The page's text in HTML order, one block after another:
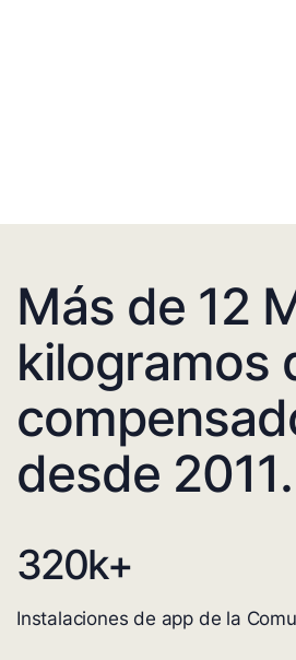
Más de 12
kilogramos
desde 2011.
320k+
Instalaciones de app de la